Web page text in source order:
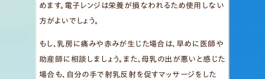
めます。電子レンジは栄養が損なわれるため使用しない
方がよいでしょう。
もし、乳房に痛みや赤みが生じた場合は、早めに医師や
助産師に相談しましょう。また、母乳の出が悪いと感じた
場合も、自分の手で射乳反射を促すマッサージをした